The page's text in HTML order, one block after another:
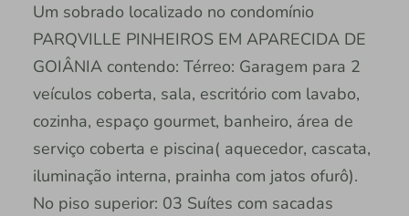
Um sobrado localizado no condomínio
PARQVILLE PINHEIROS EM APARECIDA DE
GOIÂNIA contendo: Térreo: Garagem para 2
veículos coberta, sala, escritório com lavabo,
cozinha, espaço gourmet, banheiro, área de
serviço coberta e piscina( aquecedor, cascata,
iluminação interna, prainha com jatos ofurô).
No piso superior: 03 Suítes com sacadas